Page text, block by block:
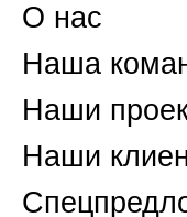
О нас
Наша
Наши
Наши